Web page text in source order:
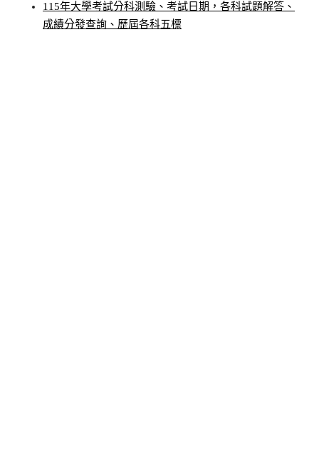
115年大學考試分科測驗、考試日期，各科試題解答、
成績分發查詢、歷屆各科五標